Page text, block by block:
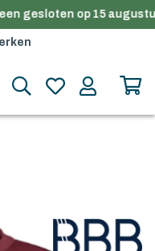
gesloten op 15
vanaf €100
vanaf €100